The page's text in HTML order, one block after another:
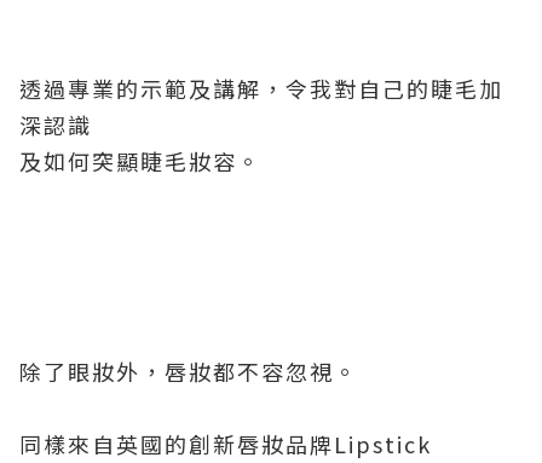
透過專業的示範及講解，令我對自己的睫毛加
深認識
及如何突顯睫毛妝容。
除了眼妝外，唇妝都不容忽視。
同樣來自英國的創新唇妝品牌Lipstick